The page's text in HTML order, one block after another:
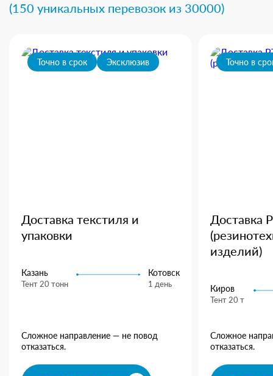
(150 уникальных перевозок из 30000)
Точно в срок Эксклюзив
Доставка текстиля и
упаковки
Казань
Тент 20 тонн
Котовск
1 день
Сложное направление — не повод
отказаться.
Точно в
Доставка
изделий)
Киров
Тент 20 т
Сложное
отказаться.